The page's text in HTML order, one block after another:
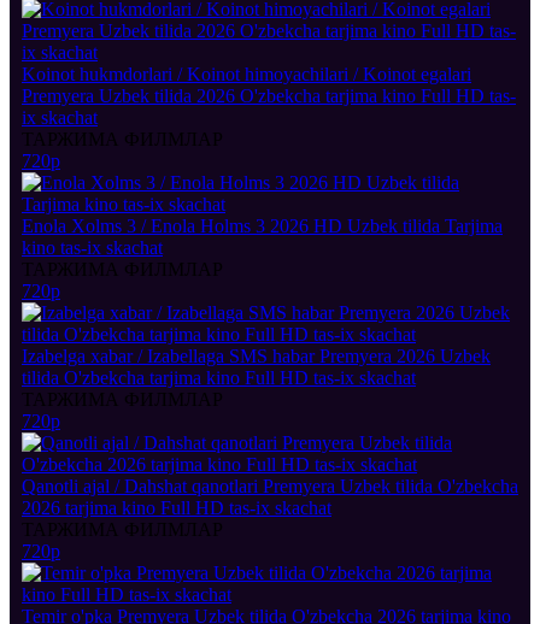
Koinot hukmdorlari / Koinot himoyachilari / Koinot egalari
Premyera Uzbek tilida 2026 O'zbekcha tarjima kino Full HD tas-
ix skachat
ТАРЖИМА ФИЛМЛАР
720p
Enola Xolms 3 / Enola Holms 3 2026 HD Uzbek tilida Tarjima
kino tas-ix skachat
ТАРЖИМА ФИЛМЛАР
720p
Izabelga xabar / Izabellaga SMS habar Premyera 2026 Uzbek
tilida O'zbekcha tarjima kino Full HD tas-ix skachat
ТАРЖИМА ФИЛМЛАР
720p
Qanotli ajal / Dahshat qanotlari Premyera Uzbek tilida O'zbekcha
2026 tarjima kino Full HD tas-ix skachat
ТАРЖИМА ФИЛМЛАР
720p
Temir o'pka Premyera Uzbek tilida O'zbekcha 2026 tarjima kino